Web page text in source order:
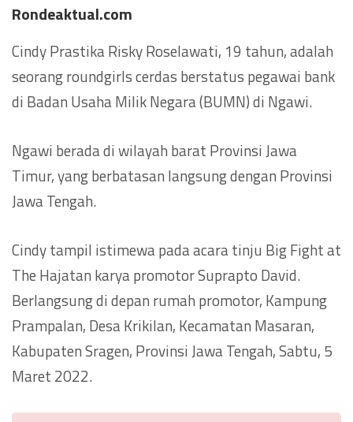
Rondeaktual.com
Cindy Prastika Risky Roselawati, 19 tahun, adalah
seorang roundgirls cerdas berstatus pegawai bank
di Badan Usaha Milik Negara (BUMN) di Ngawi.
Ngawi berada di wilayah barat Provinsi Jawa
Timur, yang berbatasan langsung dengan Provinsi
Jawa Tengah.
Cindy tampil istimewa pada acara tinju Big Fight at
The Hajatan karya promotor Suprapto David.
Berlangsung di depan rumah promotor, Kampung
Prampalan, Desa Krikilan, Kecamatan Masaran,
Kabupaten Sragen, Provinsi Jawa Tengah, Sabtu, 5
Maret 2022.